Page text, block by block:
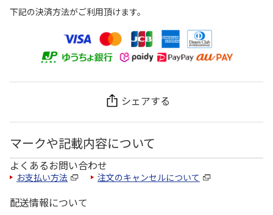
下記の決済方法がご利用頂けます。
シェアする
マークや記載内容について
よくあるお問い合わせ
お支払い方法 注文のキャンセルについて
配送情報について